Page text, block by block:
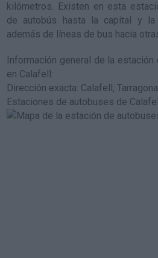
kilómetros. Existen en esta
de autobús hasta la capital y la
además de líneas de bus hacia
Información general de la
en Calafell:
Dirección exacta: Calafell, Tarragona
Estaciones de autobuses de